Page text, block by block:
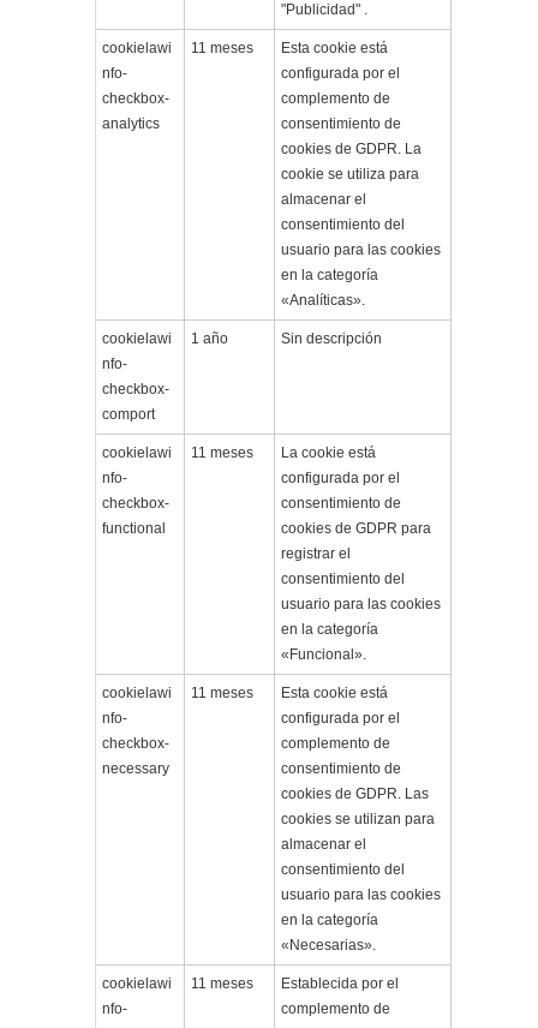
"Publicidad" .
cookielawi
nfo-
checkbox-
analytics
11 meses
Esta cookie está
configurada por el
complemento de
consentimiento de
cookies de GDPR. La
cookie se utiliza para
almacenar el
consentimiento del
usuario para las cookies
en la categoría
«Analíticas».
cookielawi
nfo-
checkbox-
comport
1 año Sin descripción
cookielawi
nfo-
checkbox-
functional
11 meses
La cookie está
configurada por el
consentimiento de
cookies de GDPR para
registrar el
consentimiento del
usuario para las cookies
en la categoría
«Funcional».
cookielawi
nfo-
checkbox-
necessary
11 meses
Esta cookie está
configurada por el
complemento de
consentimiento de
cookies de GDPR. Las
cookies se utilizan para
almacenar el
consentimiento del
usuario para las cookies
en la categoría
«Necesarias».
cookielawi
nfo-
11 meses
Establecida por el
complemento de